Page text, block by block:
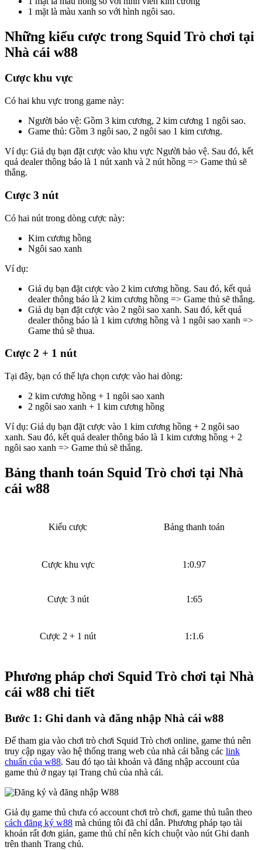
1 mặt là màu xanh so với hình ngôi sao.
Những kiểu cược trong Squid Trò chơi tại
Nhà cái w88
Cược khu vực
Có hai khu vực trong game này:
Người bảo vệ: Gồm 3 kim cương, 2 kim cương 1 ngôi sao.
Game thủ: Gồm 3 ngôi sao, 2 ngôi sao 1 kim cương.
Ví dụ: Giả dụ bạn đặt cược vào khu vực Người bảo vệ. Sau đó, kết
quả dealer thông báo là 1 nút xanh và 2 nút hồng => Game thủ sẽ
thắng.
Cược 3 nút
Có hai nút trong dòng cược này:
Kim cương hồng
Ngôi sao xanh
Ví dụ:
Giả dụ bạn đặt cược vào 2 kim cương hồng. Sau đó, kết quả
dealer thông báo là 2 kim cương hồng => Game thủ sẽ thắng.
Giả dụ bạn đặt cược vào 2 ngôi sao xanh. Sau đó, kết quả
dealer thông báo là 1 kim cương hồng và 1 ngôi sao xanh =>
Game thủ sẽ thua.
Cược 2 + 1 nút
Tại đây, bạn có thể lựa chọn cược vào hai dòng:
2 kim cương hồng + 1 ngôi sao xanh
2 ngôi sao xanh + 1 kim cương hồng
Ví dụ: Giả dụ bạn đặt cược vào 1 kim cương hồng + 2 ngôi sao
xanh. Sau đó, kết quả dealer thông báo là 1 kim cương hồng + 2
ngôi sao xanh => Game thủ sẽ thắng.
Bảng thanh toán Squid Trò chơi tại Nhà
cái w88
Kiểu cược Bảng thanh toán
Cược khu vực 1:0.97
Cược 3 nút 1:65
Cược 2 + 1 nút 1:1.6
Phương pháp chơi Squid Trò chơi tại Nhà
cái w88 chi tiết
Bước 1: Ghi danh và đăng nhập Nhà cái w88
Để tham gia vào chơi trò chơi Squid Trò chơi online, game thủ nên
truy cập ngay vào hệ thống trang web của nhà cái bằng các link
chuẩn của w88. Sau đó tạo tài khoản và đăng nhập account của
game thủ ở ngay tại Trang chủ của nhà cái.
Giả dụ game thủ chưa có account chơi trò chơi, game thủ tuân theo
cách đăng ký w88 mà chúng tôi đã chỉ dẫn. Phương pháp tạo tài
khoản rất đơn giản, game thủ chỉ nên kích chuột vào nút Ghi danh
trên thanh Trang chủ.